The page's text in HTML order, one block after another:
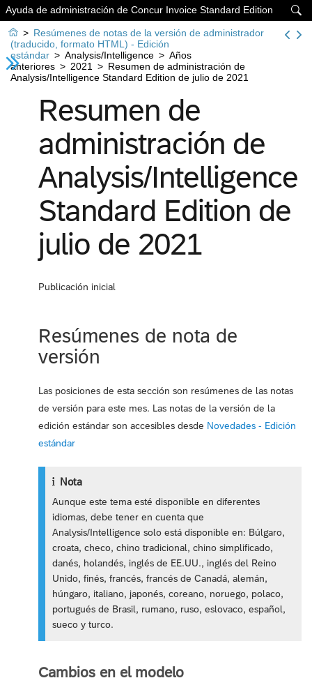

Ayuda de administración de Concur Invoice Standard Edition
 > Resúmenes de notas de la versión de administrador
(traducido, formato HTML) - Edición
estándar > Analysis/Intelligence > Años
anteriores > 2021 > Resumen de administración de
Analysis/Intelligence Standard Edition de julio de 2021
Resumen de
administración de
Analysis/Intelligence
Standard Edition de
julio de 2021
Publicación inicial
Resúmenes de nota de
versión
Las posiciones de esta sección son resúmenes de las notas
de versión para este mes. Las notas de la versión de la
edición estándar son accesibles desde Novedades - Edición
estándar
Nota
Aunque este tema esté disponible en diferentes
idiomas, debe tener en cuenta que
Analysis/Intelligence solo está disponible en: Búlgaro,
croata, checo, chino tradicional, chino simplificado,
danés, holandés, inglés de EE.UU., inglés del Reino
Unido, finés, francés, francés de Canadá, alemán,
húngaro, italiano, japonés, coreano, noruego, polaco,
portugués de Brasil, rumano, ruso, eslovaco, español,
sueco y turco.
Cambios en el modelo